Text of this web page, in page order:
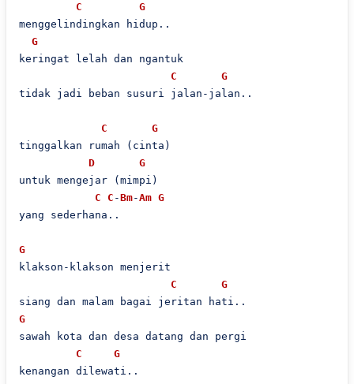
C
G
menggelindingkan hidup..
G
keringat lelah dan ngantuk
C
G
tidak jadi beban susuri jalan-jalan..
C
G
tinggalkan rumah (cinta)
D
G
untuk mengejar (mimpi)
C
C -Bm-Am G
yang sederhana..
G
klakson-klakson menjerit
C
G
G
sawah kota dan desa datang dan pergi
C
G
kenangan dilewati..